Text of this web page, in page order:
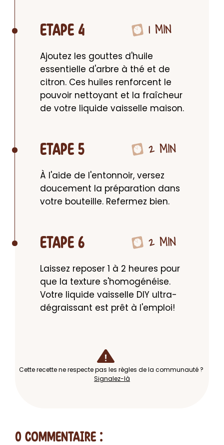
ETAPE 4 1 MIN
Ajoutez les gouttes d'huile
essentielle d'arbre à thé et de
citron. Ces huiles renforcent le
pouvoir nettoyant et la fraîcheur
de votre liquide vaisselle maison.
ETAPE 5 2 MIN
À l'aide de l'entonnoir, versez
doucement la préparation dans
votre bouteille. Refermez bien.
ETAPE 6 2 MIN
Laissez reposer 1 à 2 heures pour
que la texture s'homogénéise.
Votre liquide vaisselle DIY ultra-
dégraissant est prêt à l'emploi!
Cette recette ne respecte pas les règles de la communauté ?
Signalez-là
0 Commentaire :